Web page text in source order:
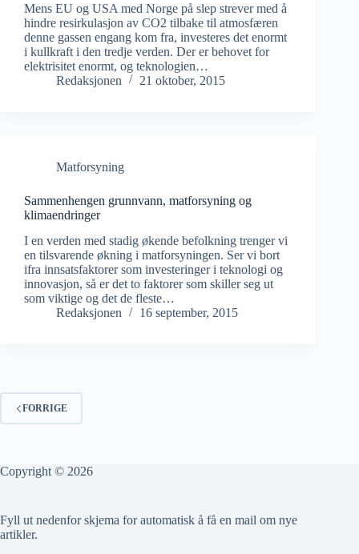
Mens EU og USA med Norge på slep strever med å
hindre resirkulasjon av CO2 tilbake til atmosfæren
denne gassen engang kom fra, investeres det enormt
i kullkraft i den tredje verden. Der er behovet for
elektrisitet enormt, og teknologien…
Redaksjonen
21 oktober, 2015
Matforsyning
Sammenhengen grunnvann, matforsyning og
klimaendringer
I en verden med stadig økende befolkning trenger vi
en tilsvarende økning i matforsyningen. Ser vi bort
ifra innsatsfaktorer som investeringer i teknologi og
innovasjon, så er det to faktorer som skiller seg ut
som viktige og det de fleste…
Redaksjonen
16 september, 2015
FORRIGE
Copyright © 2026
Fyll ut nedenfor skjema for automatisk å få en mail om nye
artikler.